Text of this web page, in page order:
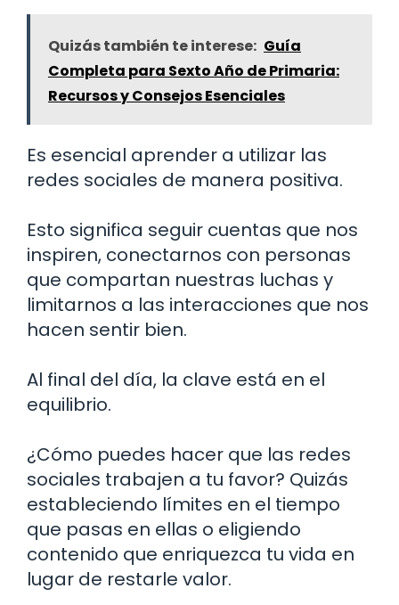
Quizás también te interese: Guía
Completa para Sexto Año de Primaria:
Recursos y Consejos Esenciales
Es esencial aprender a utilizar las
redes sociales de manera positiva.
Esto significa seguir cuentas que nos
inspiren, conectarnos con personas
que compartan nuestras luchas y
limitarnos a las interacciones que nos
hacen sentir bien.
Al final del día, la clave está en el
equilibrio.
¿Cómo puedes hacer que las redes
sociales trabajen a tu favor? Quizás
estableciendo límites en el tiempo
que pasas en ellas o eligiendo
contenido que enriquezca tu vida en
lugar de restarle valor.